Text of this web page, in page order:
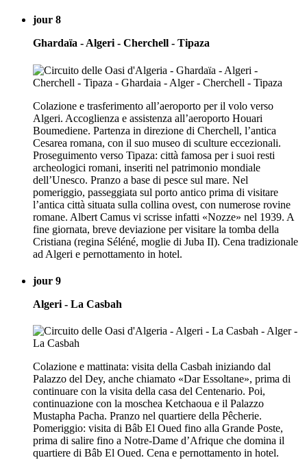
jour 8
Ghardaïa - Algeri - Cherchell - Tipaza
Colazione e trasferimento all’aeroporto per il volo verso
Algeri. Accoglienza e assistenza all’aeroporto Houari
Boumediene. Partenza in direzione di Cherchell, l’antica
Cesarea romana, con il suo museo di sculture eccezionali.
Proseguimento verso Tipaza: città famosa per i suoi resti
archeologici romani, inseriti nel patrimonio mondiale
dell’Unesco. Pranzo a base di pesce sul mare. Nel
pomeriggio, passeggiata sul porto antico prima di visitare
l’antica città situata sulla collina ovest, con numerose rovine
romane. Albert Camus vi scrisse infatti «Nozze» nel 1939. A
fine giornata, breve deviazione per visitare la tomba della
Cristiana (regina Séléné, moglie di Juba II). Cena tradizionale
ad Algeri e pernottamento in hotel.
jour 9
Algeri - La Casbah
Colazione e mattinata: visita della Casbah iniziando dal
Palazzo del Dey, anche chiamato «Dar Essoltane», prima di
continuare con la visita della casa del Centenario. Poi,
continuazione con la moschea Ketchaoua e il Palazzo
Mustapha Pacha. Pranzo nel quartiere della Pêcherie.
Pomeriggio: visita di Bâb El Oued fino alla Grande Poste,
prima di salire fino a Notre-Dame d’Afrique che domina il
quartiere di Bâb El Oued. Cena e pernottamento in hotel.